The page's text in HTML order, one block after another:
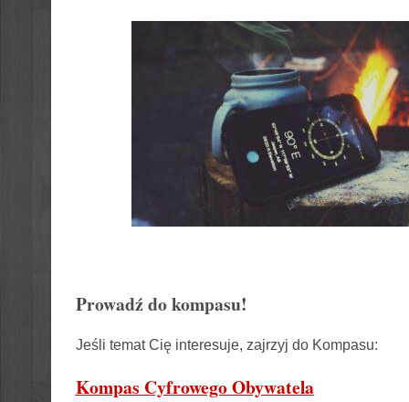
Prowadź do kompasu!
Jeśli temat Cię interesuje, zajrzyj do Kompasu:
Kompas Cyfrowego Obywatela